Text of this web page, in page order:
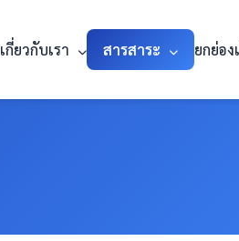
เกี่ยวกับเรา สารสาระ ยกย่อง